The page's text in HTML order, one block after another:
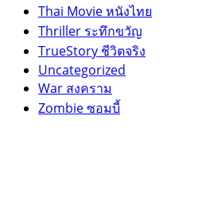
Thai Movie หนังไทย
Thriller ระทึกขวัญ
TrueStory ชีวิตจริง
Uncategorized
War สงคราม
Zombie ซอมบี้